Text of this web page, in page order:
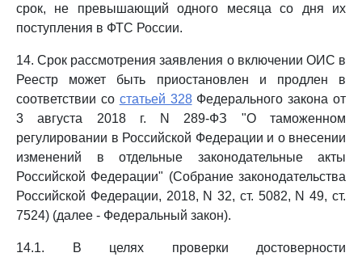
срок, не превышающий одного месяца со дня их
поступления в ФТС России.
14. Срок рассмотрения заявления о включении ОИС в
Реестр может быть приостановлен и продлен в
соответствии со статьей 328Федерального закона от
3 августа 2018 г. N 289-ФЗ "О таможенном
регулировании в Российской Федерации и о внесении
изменений в отдельные законодательные акты
Российской Федерации" (Собрание законодательства
Российской Федерации, 2018, N 32, ст. 5082, N 49, ст.
7524) (далее - Федеральный закон).
14.1. В целях проверки достоверности